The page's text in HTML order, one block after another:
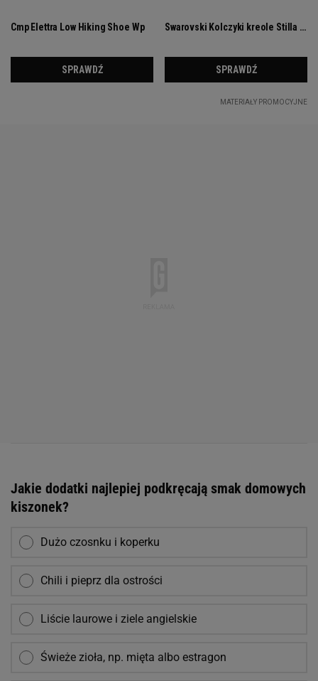
Jakie dodatki najlepiej podkręcają smak domowych
kiszonek?
Dużo czosnku i koperku
Chili i pieprz dla ostrości
Liście laurowe i ziele angielskie
Świeże zioła, np. mięta albo estragon